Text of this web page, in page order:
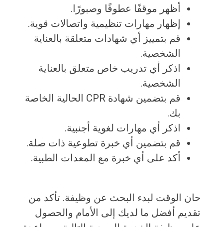
أظهر موقفًا عطوفًا وصبورًا.
إظهار مهارات تنظيمية واتصالات قوية.
قم بتمييز أي شهادات متعلقة بالعناية
الشخصية.
اذكر أي تدريب خاص متعلق بالعناية
الشخصية.
قم بتضمين شهادة CPR الحالية الخاصة
بك.
اذكر أي مهارات لغوية أجنبية.
قم بتضمين أي خبرة تطوعية ذات صلة.
أكد على أي خبرة مع المعدات الطبية.
حان الوقت لبدء البحث عن وظيفة. تأكد من
تقديم أفضل ما لديك إلى الأمام والحصول